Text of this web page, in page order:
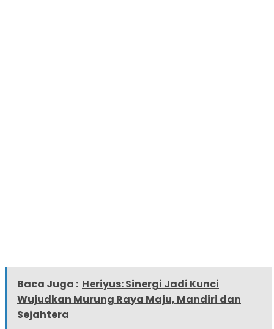
Baca Juga : Heriyus: Sinergi Jadi Kunci
Wujudkan Murung Raya Maju, Mandiri dan
Sejahtera